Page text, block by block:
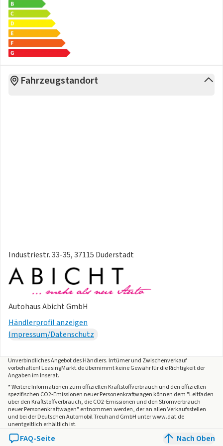
Aussenausstattung
- Anhängevorrichtung anklappbar mit elektrischer
Entriegelung
- 4 Stahlräder 8 J x 18 vorn 8.5 J x 18 hinten in Schwarz
- Airstop®-Winterräder Stahl (zusätzlich) 235/60 R18 103 T
Radmittenabdeckung
- KM-Fahrleistung beliebig in 2.500km Schritten änderbar.-
Zzgl. Bereitstellungs/Überführungsgebühren in Höhe von
499 Euro zzgl. Kosten der Zulassung 199 Euro werden
gesondert berechnet oder sind auf Wunsch in die Leasingrate
inkludierbar
- Das Fahrzeug befindet sich noch auf dem Transportweg
und steht in 2 bis 3 Wochen zur Auslieferung bereit
abgewickelt werden
- Aufgrund der aktuell erhöhten Nachfrage ist der
Zwischenverkauf vorbehalten
- UPE Neupreis 68671 Euro
- Pro
- Elektro-Motor: Höchste konsolidierte
Nutzleistung/Nutzleistung 210 KW GMO:
N22/N25/T39/T65/T23/T3P/TI3/T03/T2V/T5J
Fahrzeugstandort
Industriestr. 33-35, 37115 Duderstadt
Autohaus Abicht GmbH
Händlerprofil anzeigen
Impressum/Datenschutz
Unverbindliches Angebot desHändlers. Irrtümer und Zwischenverkauf
vorbehalten! LeasingMarkt.de übernimmt keine Gewähr für die Richtigkeit der
Angaben im Inserat.
* Weitere Informationen zum offiziellen Kraftstoffverbrauch und den offiziellen
spezifischen CO2-Emissionen neuer Personenkraftwagen können dem "Leitfaden
über den Kraftstoffverbrauch, die CO2-Emissionen und den Stromverbrauch
neuer Personenkraftwagen" entnommen werden, der an allen Verkaufsstellen
und bei der Deutschen Automobil Treuhand GmbH unter www.dat.de
unentgeltlich erhältlich ist.
FAQ-Seite Nach Oben